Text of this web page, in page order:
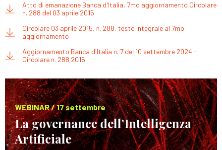
Atto di emanazione Banca d'Italia, 7mo aggiornamento Circolare
n. 288 del 03 aprile 2015
Circolare 03 aprile 2015, n. 288, testo integrale al 7mo
aggiornamento
Aggiornamento Banca d'Italia n. 7 del 10 settembre 2024 -
Circolare n. 288 2015
WEBINAR / 17 settembre
La governance dell’Intelligenza
Artificiale